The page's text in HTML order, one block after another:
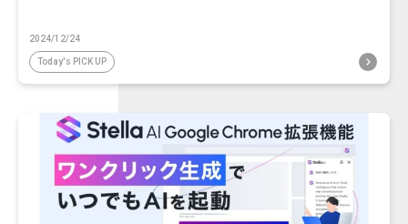
2024/12/24
Today's PICK UP